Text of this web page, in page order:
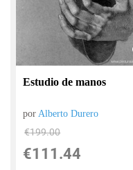
Estudio de manos
por Alberto Durero
€199.00
€111.44